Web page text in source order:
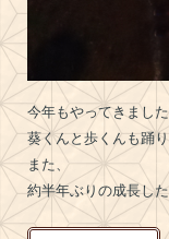
今年もやってきました
葵くんと歩くんも踊
また、
約半年ぶりの成長し